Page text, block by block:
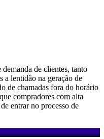
de clientes, tanto
a lentidão na geração de
de chamadas fora do horário
compradores com alta
entrar no processo de